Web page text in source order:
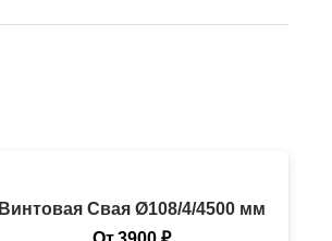
Винтовая Свая Ø108/4/4500 мм